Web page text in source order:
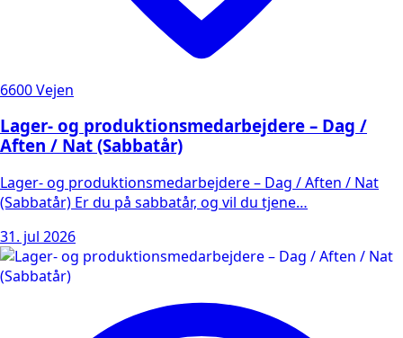
6600 Vejen
Lager- og produktionsmedarbejdere – Dag /
Aften / Nat (Sabbatår)
Lager- og produktionsmedarbejdere – Dag / Aften / Nat
(Sabbatår) Er du på sabbatår, og vil du tjene…
31. jul 2026